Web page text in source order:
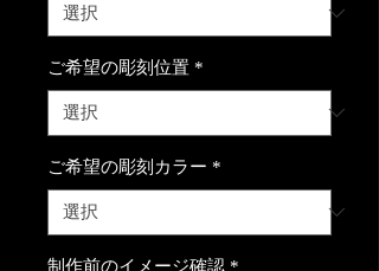
ご希望の彫刻位置 *
ご希望の彫刻カラー *
制作前のイメージ確認 *